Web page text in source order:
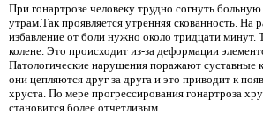
При гонартрозе человеку трудно согнуть больную
утрам.Так проявляется утренняя скованность. На
избавление от боли нужно около тридцати минут.
колене. Это происходит из-за деформации
Патологические нарушения поражают суставные
они цепляются друг за друга и это приводит к
хруста. По мере прогрессирования гонартроза
становится более отчетливым.